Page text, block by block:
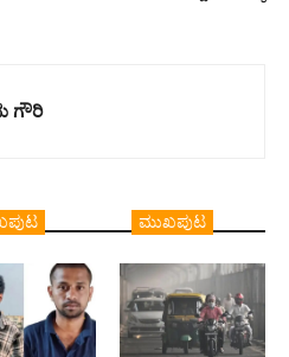
ಗೌರಿ
ಮುಖಪುಟ